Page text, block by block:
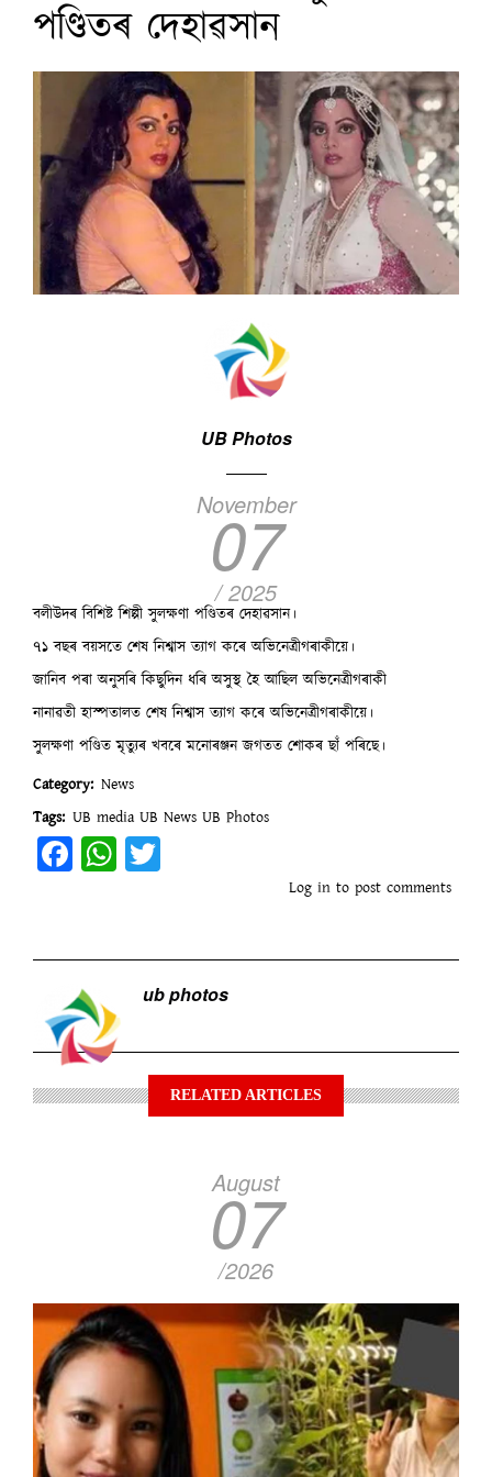
পণ্ডিতৰ দেহাৱসান
UB Photos
November
07
/ 2025
বলীউদৰ বিশিষ্ট শিল্পী সুলক্ষণা পণ্ডিতৰ দেহাৱসান।
৭১ বছৰ বয়সতে শেষ নিশ্বাস ত্যাগ কৰে অভিনেত্ৰীগৰাকীয়ে।
জানিব পৰা অনুসৰি কিছুদিন ধৰি অসুস্থ হৈ আছিল অভিনেত্ৰীগৰাকী
নানাৱতী হাস্পতালত শেষ নিশ্বাস ত্যাগ কৰে অভিনেত্ৰীগৰাকীয়ে।
সুলক্ষণা পণ্ডিত মৃত্যুৰ খবৰে মনোৰঞ্জন জগতত শোকৰ ছাঁ পৰিছে।
Category News
Tags UB media UB News UB Photos
Facebook
WhatsApp
Log in to post comments
ub photos
RELATED ARTICLES
August
07
/2026